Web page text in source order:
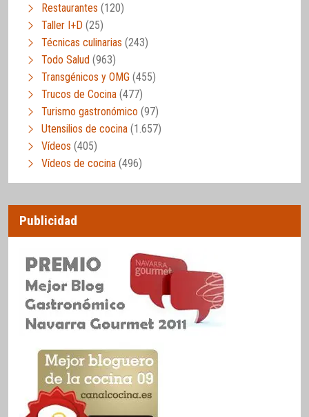
Restaurantes (120)
Taller I+D (25)
Técnicas culinarias (243)
Todo Salud (963)
Transgénicos y OMG (455)
Trucos de Cocina (477)
Turismo gastronómico (97)
Utensilios de cocina (1.657)
Vídeos (405)
Vídeos de cocina (496)
Publicidad